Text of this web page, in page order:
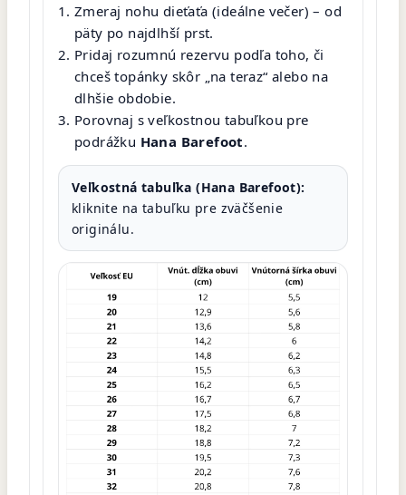
Zmeraj nohu dieťaťa (ideálne večer) – od
päty po najdlhší prst.
Pridaj rozumnú rezervu podľa toho, či
chceš topánky skôr „na teraz“ alebo na
dlhšie obdobie.
Porovnaj s veľkostnou tabuľkou pre
podrážku Hana Barefoot.
Veľkostná tabuľka (Hana Barefoot):
kliknite na tabuľku pre zväčšenie
originálu.